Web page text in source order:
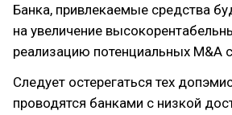
Банка, привлекаемые средства
на увеличение
реализацию потенциальных M&A
Следует остерегаться тех
проводятся банками с низкой